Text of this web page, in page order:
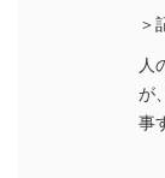
＞
人
が
事